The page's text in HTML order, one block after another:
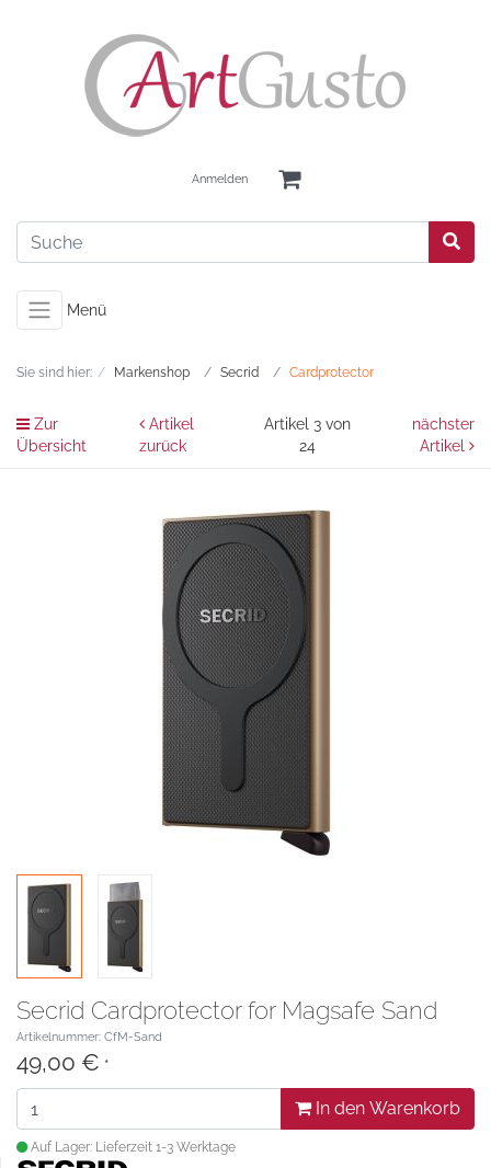
Anmelden
Menü
Sie sind hier: Markenshop Secrid Cardprotector
Zur
Übersicht
Artikel
zurück
Artikel 3 von
24
nächster
Artikel
Secrid Cardprotector for Magsafe Sand
Artikelnummer: CfM-Sand
49,00 € *
In den Warenkorb
Auf Lager: Lieferzeit 1-3 Werktage